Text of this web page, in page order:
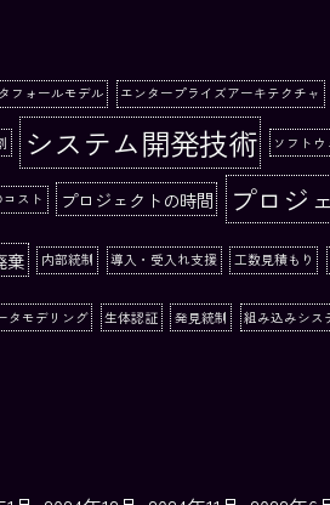
フォールモデル エンタープライズアーキテクチャ
システム開発技術 ソフト
スト プロジェクトの時間 プロジ
棄 内部統制 導入・受入れ支援 工数見積もり
タモデリング 生体認証 発見統制 組み込みシス